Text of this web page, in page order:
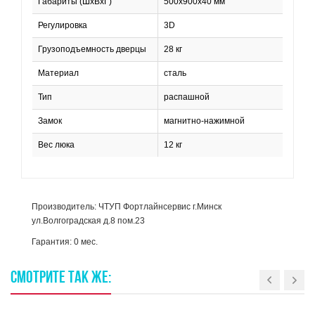
Регулировка 3D
Грузоподъемность дверцы 28 кг
Материал сталь
Тип распашной
Замок магнитно-нажимной
Вес люка 12 кг
Производитель: ЧТУП Фортлайнсервис г.Минск
ул.Волгоградская д.8 пом.23
Гарантия: 0 мес.
СМОТРИТЕ ТАКЖЕ: